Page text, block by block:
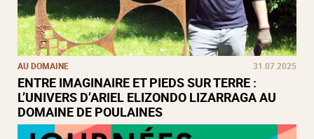
AU DOMAINE 31.07.2025
ENTRE IMAGINAIRE ET PIEDS SUR TERRE :
L’UNIVERS D’ARIEL ELIZONDO LIZARRAGA AU
DOMAINE DE POULAINES